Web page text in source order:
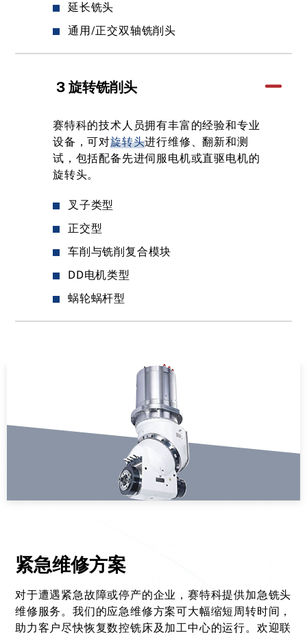
延长铣头
通用/正交双轴铣削头
3 旋转铣削头
赛特科的技术人员拥有丰富的经验和专业
设备，可对旋转头进行维修、翻新和测
试，包括配备先进伺服电机或直驱电机的
旋转头。
叉子类型
正交型
车削与铣削复合模块
DD电机类型
蜗轮蜗杆型
紧急维修方案
对于遭遇紧急故障或停产的企业，赛特科提供加急铣头
维修服务。我们的应急维修方案可大幅缩短周转时间，
助力客户尽快恢复数控铣床及加工中心的运行。欢迎联